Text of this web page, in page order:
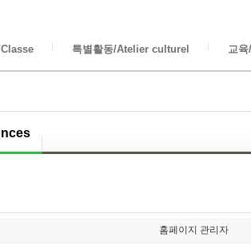
특별활동/Atelier culturel 교
홈페이지 관리자